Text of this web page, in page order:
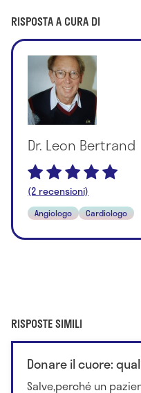
RISPOSTA A CURA DI
Dr. Leon Bertrand
(2 recensioni)
Angiologo Cardiologo
RISPOSTE SIMILI
Donare il cuore:
Salve,perché un